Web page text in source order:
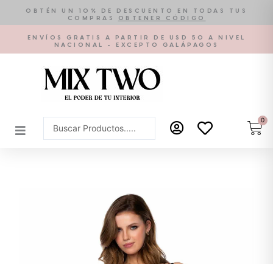
contenido
OBTÉN UN 10% DE DESCUENTO EN TODAS TUS
COMPRAS
OBTENER CÓDIGO
ENVÍOS GRATIS A PARTIR DE USD 50 A NIVEL
NACIONAL - EXCEPTO GALÁPAGOS
Search
...
0